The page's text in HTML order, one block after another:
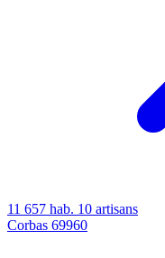
11 657 hab. 10 artisans
Corbas 69960